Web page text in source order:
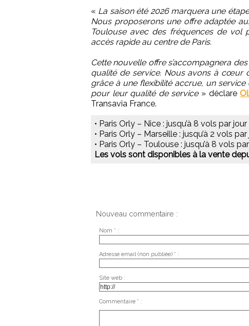
« La saison été 2026 marquera une
Nous proposerons une offre adaptée
Toulouse avec des fréquences de
accès rapide au centre de Paris.
Cette nouvelle offre s’accompagnera
qualité de service. Nous avons à cœur
grâce à une flexibilité accrue, un
pour leur qualité de service» déclare
Transavia France.
• Paris Orly – Nice : jusqu’à 8 vols par
• Paris Orly – Marseille : jusqu’à 2 vols
• Paris Orly – Toulouse : jusqu’à 8 vols
Les vols sont disponibles à la vente
Nouveau commentaire :
Nom * :
Adresse email (non publiée) * :
Site web :
Commentaire * :